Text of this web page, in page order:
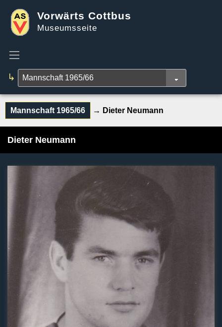
Vorwärts Cottbus
Museumsseite
↳
Mannschaft 1965/66 → Dieter Neumann
Dieter Neumann